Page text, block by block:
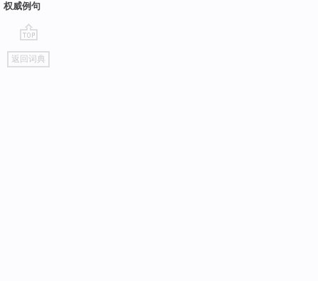
权威例句
go
top
返回词典